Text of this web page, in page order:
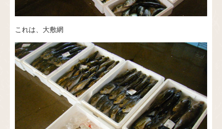
これは、大敷網